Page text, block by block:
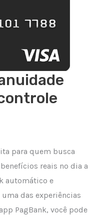
para quem busca
reais no dia a
automático e
das experiências
PagBank, você pode